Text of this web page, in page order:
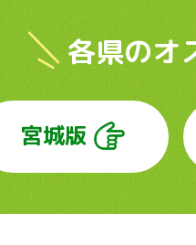
各県のオ
宮城版